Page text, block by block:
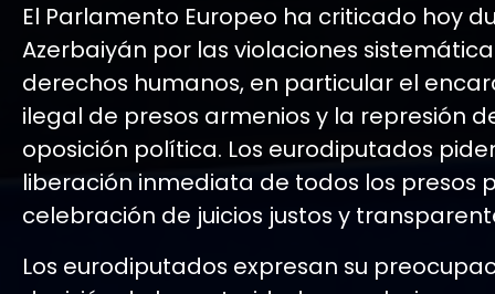
El Parlamento Europeo ha criticado hoy
Azerbaiyán por las violaciones
derechos humanos, en particular el
ilegal de presos armenios y la represión
oposición política. Los eurodiputados
liberación inmediata de todos los presos
celebración de juicios justos y
Los eurodiputados expresan su